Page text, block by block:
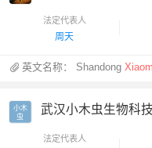
法定代表人
周天
英文名称： Shandong
小木
虫
武汉小木虫生物科
法定代表人